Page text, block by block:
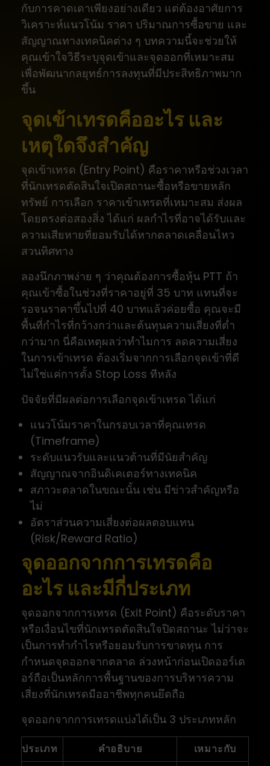
กับการคาดเดาเพียงอย่างเดียว แต่ต้องอาศัยการ
วิเคราะห์แนวโน้ม ราคา ปริมาณการซื้อขาย และ
สัญญาณทางเทคนิคต่าง ๆ บทความนี้จะช่วยให้
คุณเข้าใจวิธีระบุจุดเข้าและจุดออกที่เหมาะสม
เพื่อพัฒนากลยุทธ์การลงทุนที่มีประสิทธิภาพมาก
ขึ้น
จุดเข้าเทรดคืออะไร และ
เหตุใดจึงสำคัญ
จุดเข้าเทรด (Entry Point) คือราคาหรือช่วงเวลา
ที่นักเทรดตัดสินใจเปิดสถานะซื้อหรือขายหลัก
ทรัพย์ การเลือก ราคาเข้าเทรดที่เหมาะสม ส่งผล
โดยตรงต่อสองสิ่ง ได้แก่ ผลกำไรที่อาจได้รับและ
ความเสียหายที่ยอมรับได้หากตลาดเคลื่อนไหว
สวนทิศทาง
ลองนึกภาพง่าย ๆ ว่าคุณต้องการซื้อหุ้น PTT ถ้า
คุณเข้าซื้อในช่วงที่ราคาอยู่ที่ 35 บาท แทนที่จะ
รอจนราคาขึ้นไปที่ 40 บาทแล้วค่อยซื้อ คุณจะมี
พื้นที่กำไรที่กว้างกว่าและต้นทุนความเสี่ยงที่ต่ำ
กว่ามาก นี่คือเหตุผลว่าทำไมการ ลดความเสี่ยง
ในการเข้าเทรด ต้องเริ่มจากการเลือกจุดเข้าที่ดี
ไม่ใช่แค่การตั้ง Stop Loss ทีหลัง
ปัจจัยที่มีผลต่อการเลือกจุดเข้าเทรด ได้แก่
แนวโน้มราคาในกรอบเวลาที่คุณเทรด
(Timeframe)
ระดับแนวรับและแนวต้านที่มีนัยสำคัญ
สัญญาณจากอินดิเคเตอร์ทางเทคนิค
สภาวะตลาดในขณะนั้น เช่น มีข่าวสำคัญหรือ
ไม่
อัตราส่วนความเสี่ยงต่อผลตอบแทน
(Risk/Reward Ratio)
จุดออกจากการเทรดคือ
อะไร และมีกี่ประเภท
จุดออกจากการเทรด (Exit Point) คือระดับราคา
หรือเงื่อนไขที่นักเทรดตัดสินใจปิดสถานะ ไม่ว่าจะ
เป็นการทำกำไรหรือยอมรับการขาดทุน การ
กำหนดจุดออกจากตลาด ล่วงหน้าก่อนเปิดออร์เด
อร์ถือเป็นหลักการพื้นฐานของการบริหารความ
เสี่ยงที่นักเทรดมืออาชีพทุกคนยึดถือ
จุดออกจากการเทรดแบ่งได้เป็น 3 ประเภทหลัก
ประเภท คำอธิบาย
เหมาะกับ